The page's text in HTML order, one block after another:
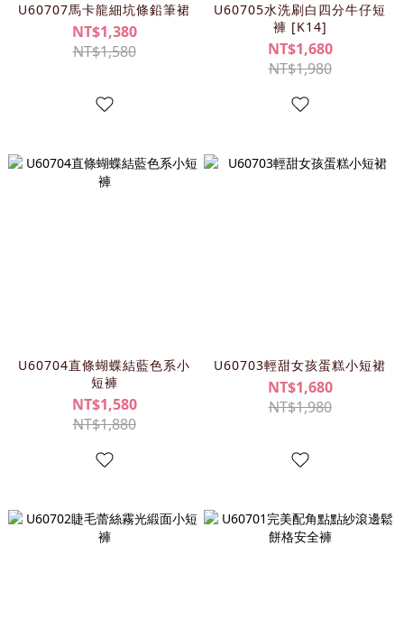
U60707馬卡龍細坑條鉛筆裙
NT$1,380
NT$1,580
U60705水洗刷白四分牛仔短
褲 [K14]
NT$1,680
NT$1,980
U60704直條蝴蝶結藍色系小
短褲
NT$1,580
NT$1,880
U60703輕甜女孩蛋糕小短裙
NT$1,680
NT$1,980